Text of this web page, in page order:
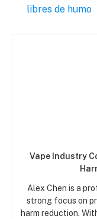
libres de humo
Vape Industry
Alex Chen is a
strong focus on
harm reduction.